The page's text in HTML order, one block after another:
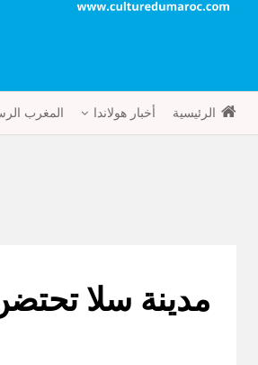
الرئيسية أخبار هولاندا المغرب